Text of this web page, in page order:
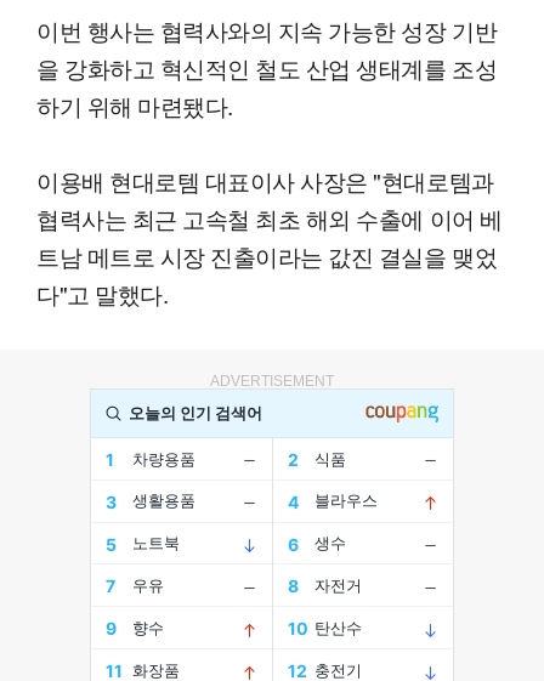
이번 행사는 협력사와의 지속 가능한 성장 기반
을 강화하고 혁신적인 철도 산업 생태계를 조성
하기 위해 마련됐다.
이용배 현대로템 대표이사 사장은 "현대로템과
협력사는 최근 고속철 최초 해외 수출에 이어 베
트남 메트로 시장 진출이라는 값진 결실을 맺었
다"고 말했다.
ADVERTISEMENT